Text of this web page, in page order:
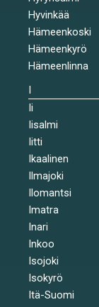
Hyvinkää
Hämeenkoski
Hämeenkyrö
Hämeenlinna
I
Ii
Iisalmi
Iitti
Ikaalinen
Ilmajoki
Ilomantsi
Imatra
Inari
Inkoo
Isojoki
Isokyrö
Itä-Suomi